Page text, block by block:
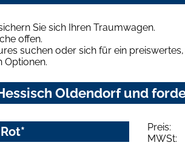
Sie sich Ihren Traumwagen.
offen.
suchen oder sich für ein
Optionen.
Oldendorf und
Preis:
MWSt: